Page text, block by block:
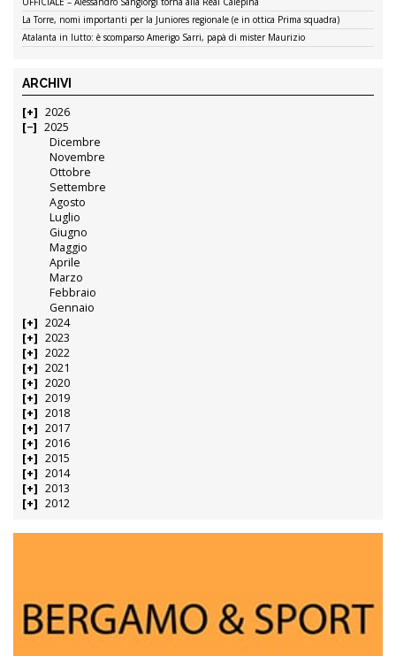
La Torre, nomi importanti per la Juniores regionale (e in ottica Prima squadra)
Atalanta in lutto: è scomparso Amerigo Sarri, papà di mister Maurizio
ARCHIVI
2026
2025
Dicembre
Novembre
Ottobre
Settembre
Agosto
Luglio
Giugno
Maggio
Aprile
Marzo
Febbraio
Gennaio
2024
2023
2022
2021
2020
2019
2018
2017
2016
2015
2014
2013
2012